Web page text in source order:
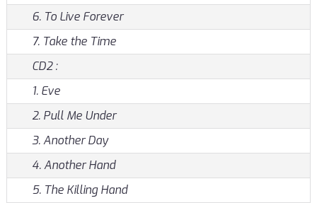
6. To Live Forever
7. Take the Time
CD2 :
1. Eve
2. Pull Me Under
3. Another Day
4. Another Hand
5. The Killing Hand